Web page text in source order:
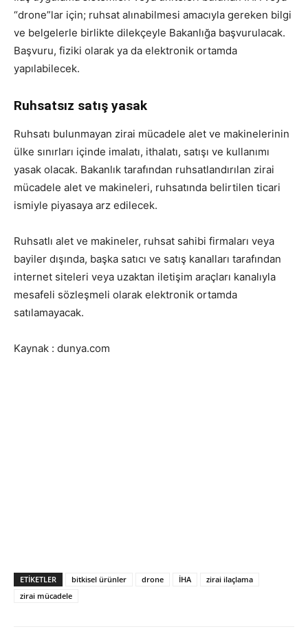
“drone”lar için; ruhsat alınabilmesi amacıyla gereken bilgi
ve belgelerle birlikte dilekçeyle Bakanlığa başvurulacak.
Başvuru, fiziki olarak ya da elektronik ortamda
yapılabilecek.
Ruhsatsız satış yasak
Ruhsatı bulunmayan zirai mücadele alet ve makinelerinin
ülke sınırları içinde imalatı, ithalatı, satışı ve kullanımı
yasak olacak. Bakanlık tarafından ruhsatlandırılan zirai
mücadele alet ve makineleri, ruhsatında belirtilen ticari
ismiyle piyasaya arz edilecek.
Ruhsatlı alet ve makineler, ruhsat sahibi firmaları veya
bayiler dışında, başka satıcı ve satış kanalları tarafından
internet siteleri veya uzaktan iletişim araçları kanalıyla
mesafeli sözleşmeli olarak elektronik ortamda
satılamayacak.
Kaynak : dunya.com
ETIKETLER bitkisel ürünler drone İHA
zirai ilaçlama
zirai mücadele